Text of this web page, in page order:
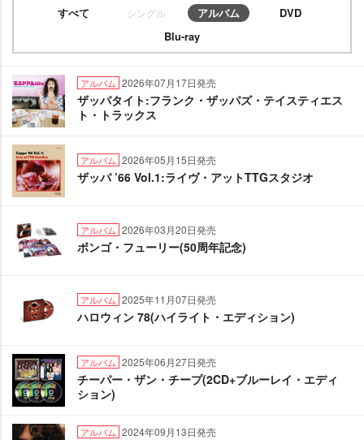
すべて シングル アルバム
DVD
Blu-ray
アルバム 2026年07月17日発売
ザッパタイト:フランク・ザッパズ・テイスティエス
ト・トラックス
アルバム 2026年05月15日発売
ザッパ ’66 Vol.1:ライヴ・アットTTGスタジオ
アルバム 2026年03月20日発売
ボンゴ・フューリー(50周年記念)
アルバム 2025年11月07日発売
ハロウィン 78(ハイライト・エディション)
アルバム 2025年06月27日発売
チーパー・ザン・チープ(2CD+ブルーレイ・エディ
ション)
アルバム 2024年09月13日発売